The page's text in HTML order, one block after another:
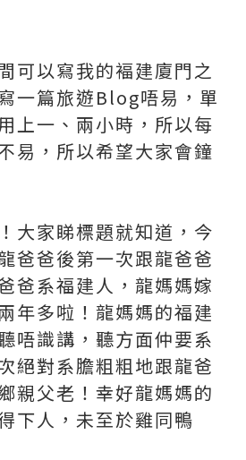
可以寫我的褔建廈門之
一篇旅遊Blog唔易，單
上一、兩小時，所以每
易，所以希望大家會鐘
大家睇標題就知道，今
爸爸後第一次跟龍爸爸
爸系福建人，龍媽媽嫁
年多啦！龍媽媽的福建
唔識講，聽方面仲要系
絕對系膽粗粗地跟龍爸
親父老！幸好龍媽媽的
下人，未至於雞同鴨